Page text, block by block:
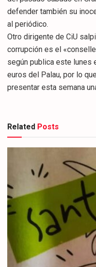
defender también su
al periódico.
Otro dirigente de CiU
corrupción es el
según publica este lunes
euros del Palau, por lo
presentar esta semana
Related Posts